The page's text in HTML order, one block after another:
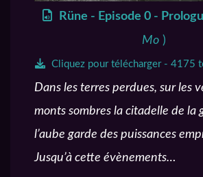
Rüne - Episode 0 -
Mo )
Cliquez pour télécharger - 4175
Dans les terres perdues, sur les
monts sombres la citadelle de la
l’aube garde des puissances
Jusqu’à cette évènements…